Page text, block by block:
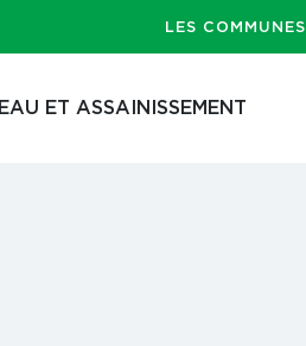
LES COMMUNES
EAU ET ASSAINISSEMENT